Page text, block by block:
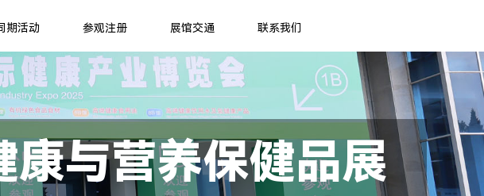
期活动 参观注册 展馆交通 联系我们
与营养保健品展